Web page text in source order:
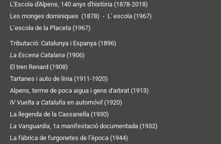
L'Escola d'Alpens, 140 anys d'història (1878-2018)
Les monges dominiques (1878) - L' escola (1967)
L’escola de la Placeta (1967)
Tributació: Catalunya i Espanya (1896)
La Escena Catalana (1906)
El tren Renard (1908)
Tartanes i auto de línia (1911-1920)
Alpens, terme de poca aigua i gens d'arbrat (1913)
IV Vuelta a Cataluña en automóvil (1920)
La llegenda de la Cassanella (1930)
La Vanguardia , 1a manifestació documentada (1932)
La fàbrica de furgonetes de l’època (1944)